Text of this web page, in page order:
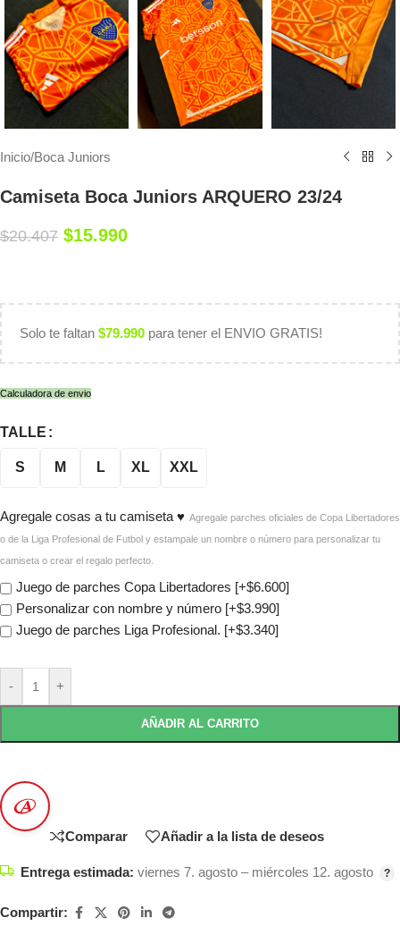
Inicio/Boca Juniors
Camiseta Boca Juniors ARQUERO 23/24
$20.407 $15.990
Solo te faltan $79.990 para tener el ENVIO GRATIS!
Calculadora de envio
TALLE
S M L XL XXL
Agregale cosas a tu camiseta ♥ Agregale parches oficiales de Copa Libertadores
o de la Liga Profesional de Futbol y estampale un nombre o número para personalizar tu
camiseta o crear el regalo perfecto.
Juego de parches Copa Libertadores [+$6.600]
Personalizar con nombre y número [+$3.990]
Juego de parches Liga Profesional. [+$3.340]
- +
AÑADIR AL CARRITO
Comparar Añadir a la lista de deseos
Entrega estimada: viernes 7. agosto – miércoles 12. agosto
Compartir: